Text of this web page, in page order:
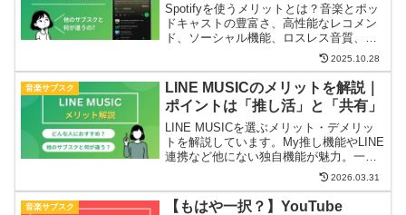
Spotifyを使うメリットとは？音楽とポッ
ドキャストの豊富さ、高性能なレコメン
ド、ソーシャル機能、ロスレス音質、充
実した無料版など、Spotifyならではの特
徴を解説します。「Spotifyって他サブス
クと何が違うの？」という疑問に答えま
す。
2025.10.28
音楽サブスク
LINE MUSICのメリットを解説｜
ポイントは「推し活」と「共有」
LINE MUSICを選ぶメリット・デメリッ
トを解説しています。My推し機能やLINE
連携など他にない独自機能が魅力。一方
で音質や楽曲ラインナップには弱点も。
推し活や友人との音楽共有を楽しみたい
人に適したサブスクです。
2026.03.31
音楽サブスク
【もはや一択？】YouTube